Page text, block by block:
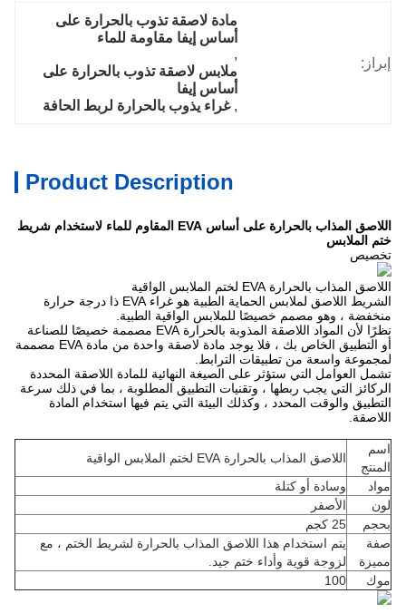
إبراز:
مادة لاصقة تذوب بالحرارة على
أساس إيفا مقاومة للماء
,
ملابس لاصقة تذوب بالحرارة على
أساس إيفا
, غراء يذوب بالحرارة لربط الحافة
Product Description
اللاصق المذاب بالحرارة على أساس EVA المقاوم للماء لاستخدام شريط
ختم الملابس
تخصيص
اللاصق المذاب بالحرارة EVA لختم الملابس الواقية
الشريط اللاصق لملابس الحماية الطبية هو غراء EVA ذا درجة حرارة
منخفضة ، وهو مصمم خصيصًا للملابس الواقية الطبية.
نظرًا لأن المواد اللاصقة المذوبة بالحرارة EVA مصممة خصيصًا للصناعة
أو التطبيق الخاص بك ، فلا يوجد مادة لاصقة واحدة من مادة EVA مصممة
لمجموعة واسعة من تطبيقات الترابط.
تشمل العوامل التي ستؤثر على الصيغة النهائية للمادة اللاصقة المحددة
الركائز التي يجب ربطها ، وتقنيات التطبيق المطلوبة ، بما في ذلك سرعة
التطبيق والوقت المحدد ، وكذلك البيئة التي يتم فيها استخدام المادة
اللاصقة.
اسم
المنتج
اللاصق المذاب بالحرارة EVA لختم الملابس الواقية
مواد
وسادة أو كتلة
لون
الأصفر
بحجم
25 كجم
صفة
مميزة
يتم استخدام هذا اللاصق المذاب بالحرارة لشريط الختم ، مع
لزوجة قوية وأداء ختم جيد.
موك
100